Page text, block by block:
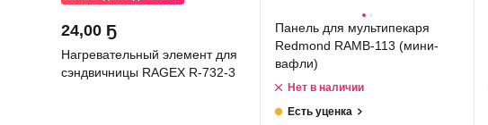
24,00 Ҕ
Нагревательный элемент для
сэндвичницы RAGEX R-732-3
Панель для мультипекаря
Redmond RAMB-113 (мини-
вафли)
Нет в наличии
Есть уценка